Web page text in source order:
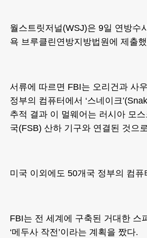
월스트릿저널(WSJ)은 9일 연방수
욕 브루클린연방지방법원에 제출
서류에 따르면 FBI는 오리건과 사
정부의 컴퓨터에서 ‘스네이크
추적 결과 이 멀웨어는 러시아 모
국(FSB) 산하 기구와 연결된 것으
미국 이외에도 50개국 정부의 컴
FBI는 전 세계에 구축된 거대한 스
‘메두사 작전’이라는 계획을 짰다.